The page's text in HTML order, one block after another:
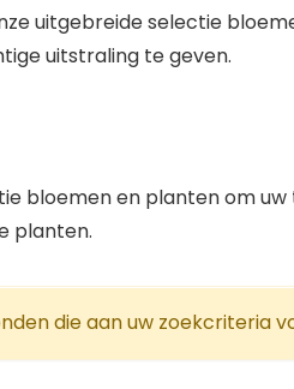
uitgebreide selectie
uitstraling te geven.
bloemen en planten om
planten.
die aan uw zoekcriteria